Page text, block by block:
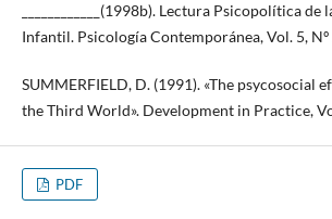
____________(1998b). Lectura Psicopolítica
Infantil. Psicología Contemporánea, Vol. 5, Nº
SUMMERFIELD, D. (1991). «The psycosocial
the Third World». Development in Practice,
PDF